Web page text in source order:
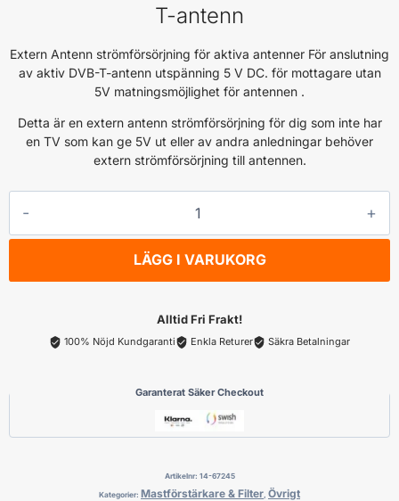
T-antenn
Extern Antenn strömförsörjning för aktiva antenner För anslutning
av aktiv DVB-T-antenn utspänning 5 V DC. för mottagare utan
5V matningsmöjlighet för antennen .
Detta är en extern antenn strömförsörjning för dig som inte har
en TV som kan ge 5V ut eller av andra anledningar behöver
extern strömförsörjning till antennen.
DVB-
antenn
mängd
LÄGG I VARUKORG
Alltid Fri Frakt!
100% Nöjd Kundgaranti Enkla Returer Säkra Betalningar
Garanterat Säker Checkout
Artikelnr: 14-67245
Kategorier: Mastförstärkare & Filter Övrigt